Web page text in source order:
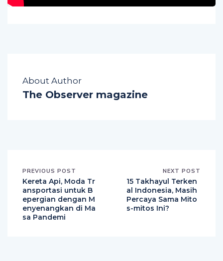
About Author
The Observer magazine
PREVIOUS POST
Kereta Api, Moda Tr
ansportasi untuk B
epergian dengan M
enyenangkan di Ma
sa Pandemi
NEXT POST
15 Takhayul Terken
al Indonesia, Masih
Percaya Sama Mito
s-mitos Ini?